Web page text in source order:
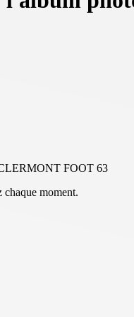
FOOT 63
moment.